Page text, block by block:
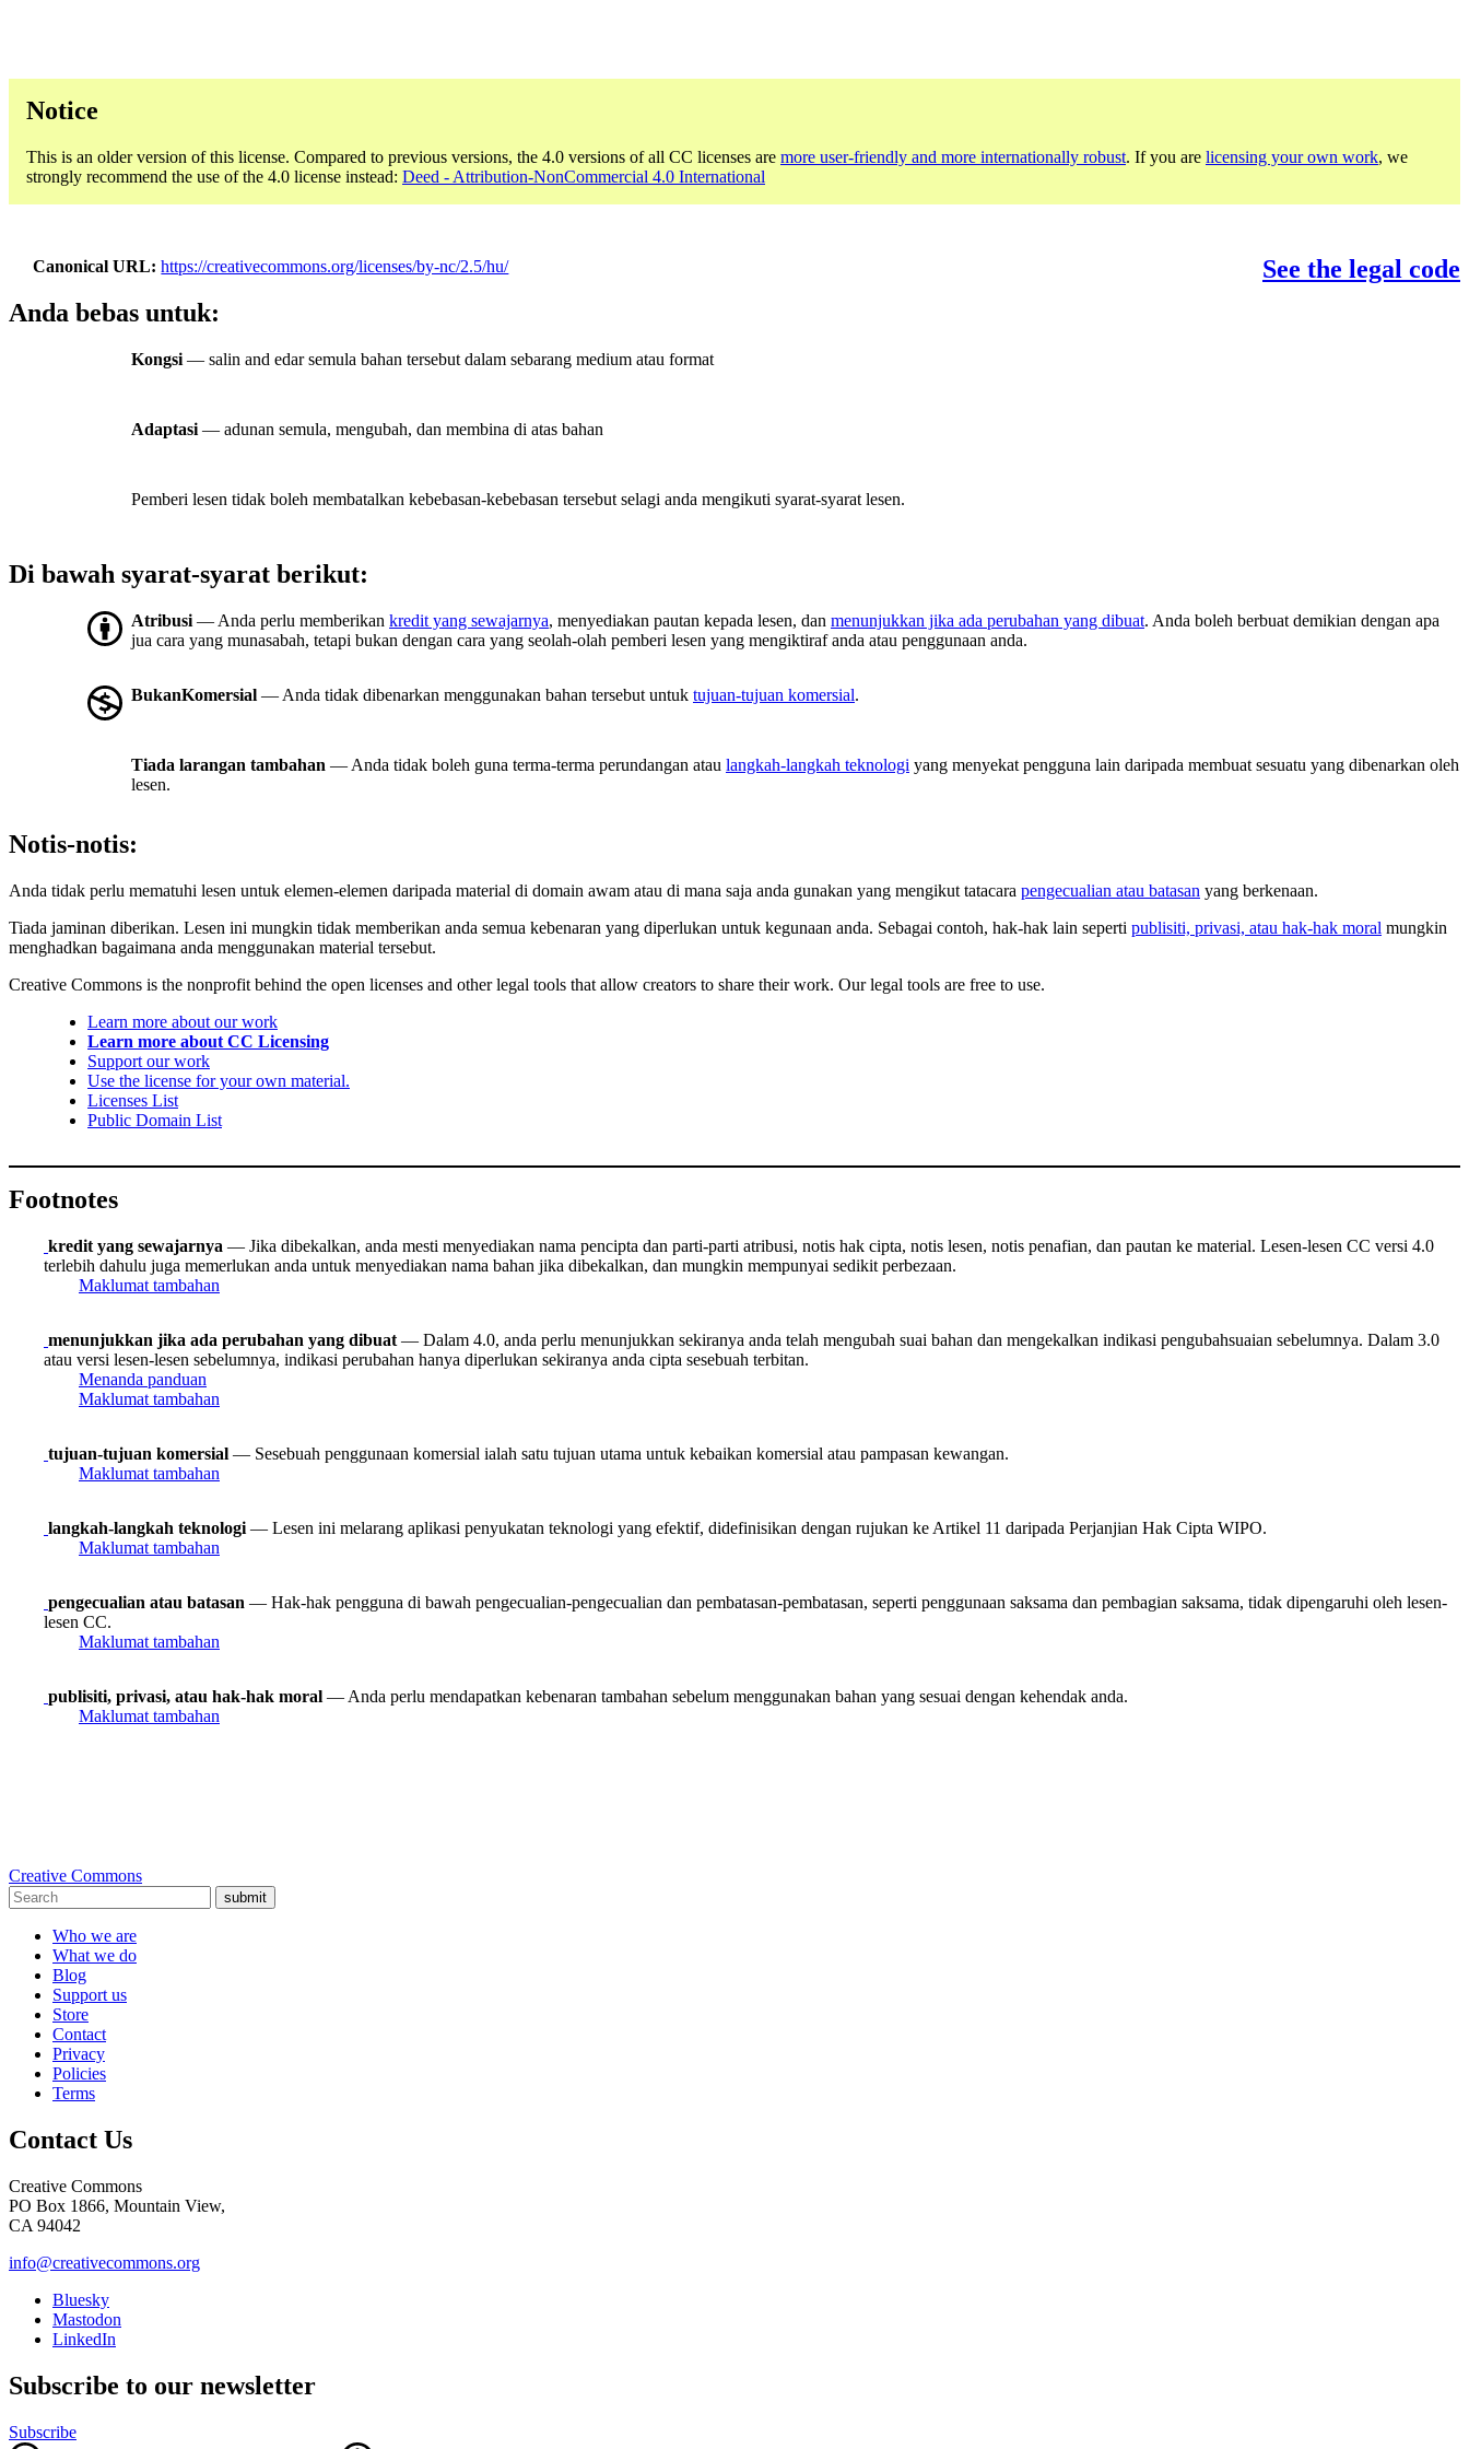
Notice
This is an older version of this license. Compared to previous versions, the 4.0 versions of all CC licenses are more user-friendly and more internationally robust. If you are licensing your own work, we
strongly recommend the use of the 4.0 license instead: Deed - Attribution-NonCommercial 4.0 International
Canonical URL https://creativecommons.org/licenses/by-nc/2.5/hu/
See the legal code
Anda bebas untuk:
Kongsi — salin and edar semula bahan tersebut dalam sebarang medium atau format
Adaptasi — adunan semula, mengubah, dan membina di atas bahan
Pemberi lesen tidak boleh membatalkan kebebasan-kebebasan tersebut selagi anda mengikuti syarat-syarat lesen.
Di bawah syarat-syarat berikut:
Atribusi — Anda perlu memberikan kredit yang sewajarnya, menyediakan pautan kepada lesen, dan menunjukkan jika ada perubahan yang dibuat. Anda boleh berbuat demikian dengan apa
jua cara yang munasabah, tetapi bukan dengan cara yang seolah-olah pemberi lesen yang mengiktiraf anda atau penggunaan anda.
BukanKomersial — Anda tidak dibenarkan menggunakan bahan tersebut untuk tujuan-tujuan komersial.
Tiada larangan tambahan — Anda tidak boleh guna terma-terma perundangan atau langkah-langkah teknologi yang menyekat pengguna lain daripada membuat sesuatu yang dibenarkan oleh
lesen.
Notis-notis:
Anda tidak perlu mematuhi lesen untuk elemen-elemen daripada material di domain awam atau di mana saja anda gunakan yang mengikut tatacara pengecualian atau batasan yang berkenaan.
Tiada jaminan diberikan. Lesen ini mungkin tidak memberikan anda semua kebenaran yang diperlukan untuk kegunaan anda. Sebagai contoh, hak-hak lain seperti publisiti, privasi, atau hak-hak moral mungkin
menghadkan bagaimana anda menggunakan material tersebut.
Creative Commons is the nonprofit behind the open licenses and other legal tools that allow creators to share their work. Our legal tools are free to use.
Learn more about our work
Learn more about CC Licensing
Support our work
Use the license for your own material.
Licenses List
Public Domain List
Footnotes
kredit yang sewajarnya — Jika dibekalkan, anda mesti menyediakan nama pencipta dan parti-parti atribusi, notis hak cipta, notis lesen, notis penafian, dan pautan ke material. Lesen-lesen CC versi 4.0
terlebih dahulu juga memerlukan anda untuk menyediakan nama bahan jika dibekalkan, dan mungkin mempunyai sedikit perbezaan.
Maklumat tambahan
menunjukkan jika ada perubahan yang dibuat — Dalam 4.0, anda perlu menunjukkan sekiranya anda telah mengubah suai bahan dan mengekalkan indikasi pengubahsuaian sebelumnya. Dalam 3.0
atau versi lesen-lesen sebelumnya, indikasi perubahan hanya diperlukan sekiranya anda cipta sesebuah terbitan.
Menanda panduan
Maklumat tambahan
tujuan-tujuan komersial — Sesebuah penggunaan komersial ialah satu tujuan utama untuk kebaikan komersial atau pampasan kewangan.
Maklumat tambahan
langkah-langkah teknologi — Lesen ini melarang aplikasi penyukatan teknologi yang efektif, didefinisikan dengan rujukan ke Artikel 11 daripada Perjanjian Hak Cipta WIPO.
Maklumat tambahan
pengecualian atau batasan — Hak-hak pengguna di bawah pengecualian-pengecualian dan pembatasan-pembatasan, seperti penggunaan saksama dan pembagian saksama, tidak dipengaruhi oleh lesen-
lesen CC.
Maklumat tambahan
publisiti, privasi, atau hak-hak moral — Anda perlu mendapatkan kebenaran tambahan sebelum menggunakan bahan yang sesuai dengan kehendak anda.
Maklumat tambahan
Creative Commons
submit
Who we are
What we do
Blog
Support us
Store
Contact
Privacy
Policies
Terms
Contact Us
Creative Commons
PO Box 1866, Mountain View,
CA 94042
info@creativecommons.org
Bluesky
Mastodon
LinkedIn
Subscribe to our newsletter
Subscribe